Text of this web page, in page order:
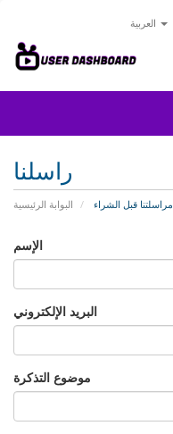
راسلنا
البوابة الرئيسية مراسلتنا قبل الشراء
الإسم
البريد الإلكتروني
موضوع التذكرة